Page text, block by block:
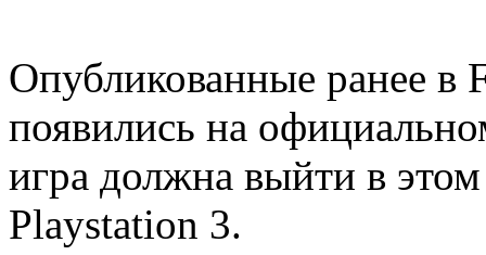
Опубликованные ранее в
появились на
игра должна выйти в
Playstation 3.